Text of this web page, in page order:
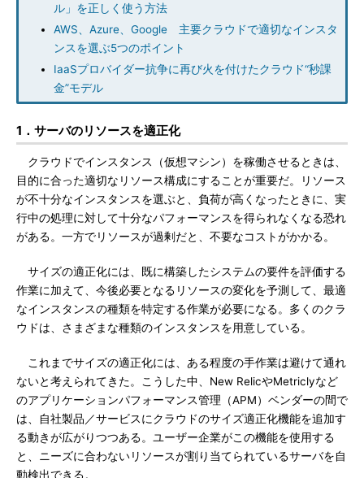
ル」を正しく使う方法
AWS、Azure、Google 主要クラウドで適切なインスタ
ンスを選ぶ5つのポイント
IaaSプロバイダー抗争に再び火を付けたクラウド“秒課
金”モデル
1．サーバのリソースを適正化
クラウドでインスタンス（仮想マシン）を稼働させるときは、
目的に合った適切なリソース構成にすることが重要だ。リソース
が不十分なインスタンスを選ぶと、負荷が高くなったときに、実
行中の処理に対して十分なパフォーマンスを得られなくなる恐れ
がある。一方でリソースが過剰だと、不要なコストがかかる。
サイズの適正化には、既に構築したシステムの要件を評価する
作業に加えて、今後必要となるリソースの変化を予測して、最適
なインスタンスの種類を特定する作業が必要になる。多くのクラ
ウドは、さまざまな種類のインスタンスを用意している。
これまでサイズの適正化には、ある程度の手作業は避けて通れ
ないと考えられてきた。こうした中、New RelicやMetriclyなど
のアプリケーションパフォーマンス管理（APM）ベンダーの間で
は、自社製品／サービスにクラウドのサイズ適正化機能を追加す
る動きが広がりつつある。ユーザー企業がこの機能を使用する
と、ニーズに合わないリソースが割り当てられているサーバを自
動検出できる。